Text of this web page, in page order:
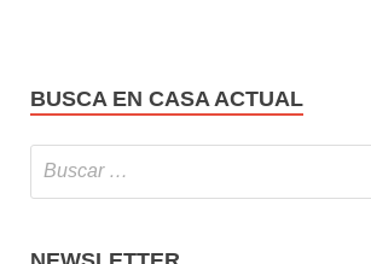
BUSCA EN CASA ACTUAL